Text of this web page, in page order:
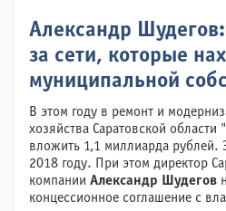
Александр
за сети, которые
муниципальной
В этом году в ремонт и
хозяйства Саратовской
вложить 1,1 миллиарда рублей.
2018 году. При этом директор
компании Александр Шудегов
концессионное соглашение с